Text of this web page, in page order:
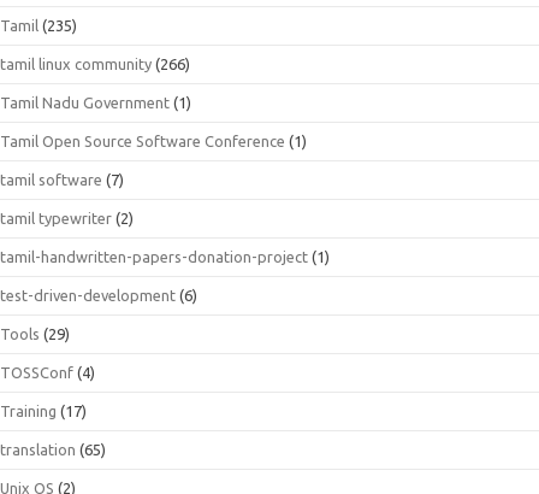
Tamil (235)
tamil linux community (266)
Tamil Nadu Government (1)
Tamil Open Source Software Conference (1)
tamil software (7)
tamil typewriter (2)
tamil-handwritten-papers-donation-project (1)
test-driven-development (6)
Tools (29)
TOSSConf (4)
Training (17)
translation (65)
Unix OS (2)